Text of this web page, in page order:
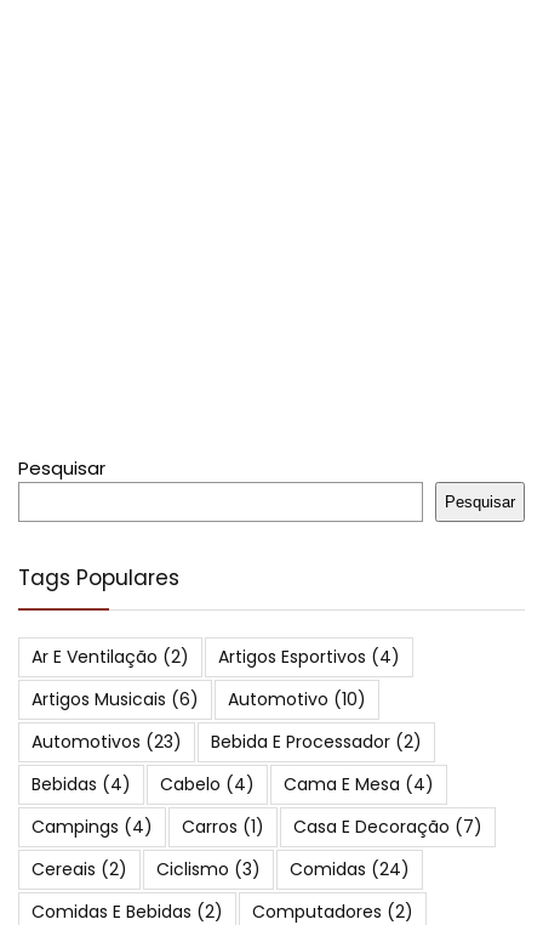
Pesquisar
Pesquisar
Tags Populares
Ar E Ventilação (2) Artigos Esportivos (4)
Artigos Musicais (6) Automotivo (10)
Automotivos (23) Bebida E Processador (2)
Bebidas (4) Cabelo (4) Cama E Mesa (4)
Campings (4) Carros (1) Casa E Decoração (7)
Cereais (2) Ciclismo (3) Comidas (24)
Comidas E Bebidas (2) Computadores (2)